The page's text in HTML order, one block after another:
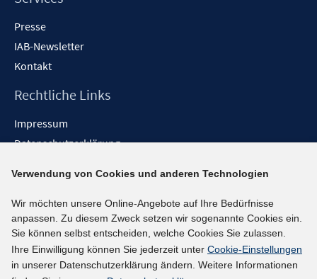
Presse
IAB-Newsletter
Kontakt
Rechtliche Links
Impressum
Datenschutzerklärung
Barrieren melden
Social-Media-Kanäle
BlueSky
YouTube
Verwendung von Cookies und anderen Technologien
Wir möchten unsere Online-Angebote auf Ihre Bedürfnisse
anpassen. Zu diesem Zweck setzen wir sogenannte Cookies ein.
Sie können selbst entscheiden, welche Cookies Sie zulassen.
Ihre Einwilligung können Sie jederzeit unter Cookie-Einstellungen
in unserer Datenschutzerklärung ändern. Weitere Informationen